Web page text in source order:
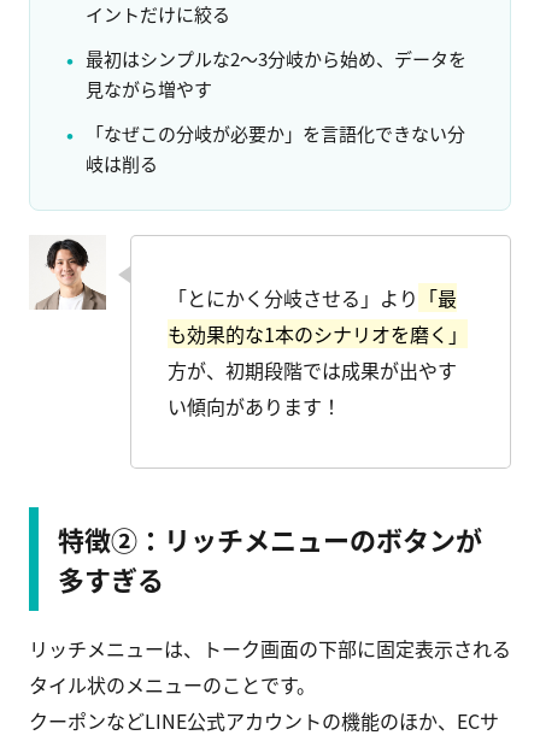
イントだけに絞る
最初はシンプルな2〜3分岐から始め、データを
見ながら増やす
「なぜこの分岐が必要か」を言語化できない分
岐は削る
「とにかく分岐させる」より 「最
も効果的な1本のシナリオを磨く」
方が、初期段階では成果が出やす
い傾向があります！
特徴②：リッチメニューのボタンが
多すぎる
リッチメニューは、トーク画面の下部に固定表示される
タイル状のメニューのことです。
クーポンなどLINE公式アカウントの機能のほか、ECサ